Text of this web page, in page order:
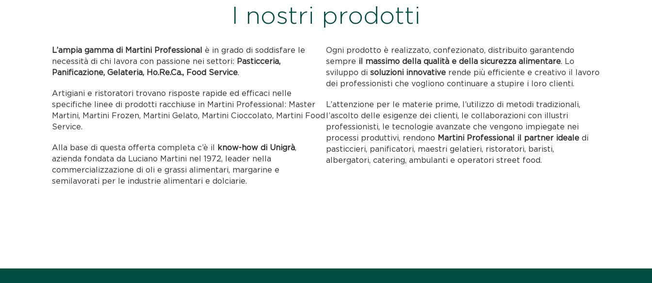
I nostri prodotti
L’ampia gamma di Martini Professional è in grado di soddisfare le
necessità di chi lavora con passione nei settori: Pasticceria,
Panificazione, Gelateria, Ho.Re.Ca., Food Service.
Artigiani e ristoratori trovano risposte rapide ed efficaci nelle
specifiche linee di prodotti racchiuse in Martini Professional: Master
Martini, Martini Frozen, Martini Gelato, Martini Cioccolato, Martini Food
Service.
Alla base di questa offerta completa c’è il know-how di Unigrà,
azienda fondata da Luciano Martini nel 1972, leader nella
commercializzazione di oli e grassi alimentari, margarine e
semilavorati per le industrie alimentari e dolciarie.
Ogni prodotto è realizzato, confezionato, distribuito garantendo
sempre il massimo della qualità e della sicurezza alimentare. Lo
sviluppo di soluzioni innovative rende più efficiente e creativo il lavoro
dei professionisti che vogliono continuare a stupire i loro clienti.
L’attenzione per le materie prime, l’utilizzo di metodi tradizionali,
l’ascolto delle esigenze dei clienti, le collaborazioni con illustri
professionisti, le tecnologie avanzate che vengono impiegate nei
processi produttivi, rendono Martini Professional il partner ideale di
pasticcieri, panificatori, maestri gelatieri, ristoratori, baristi,
albergatori, catering, ambulanti e operatori street food.